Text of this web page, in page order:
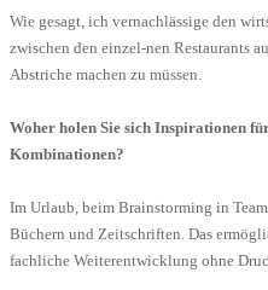
Wie gesagt, ich vernachlässige den
zwischen den einzel-nen Restaurants
Abstriche machen zu müssen.
Woher holen Sie sich Inspirationen
Kombinationen?
Im Urlaub, beim Brainstorming in
Büchern und Zeitschriften. Das
fachliche Weiterentwicklung ohne